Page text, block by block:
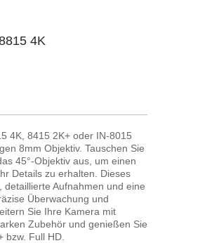
4K
4K, 8415 2K+ oder IN-8015
8mm Objektiv. Tauschen Sie
45°-Objektiv aus, um einen
Details zu erhalten. Dieses
Aufnahmen und eine
Überwachung und
Sie Ihre Kamera mit
Zubehör und genießen Sie
bzw. Full HD.